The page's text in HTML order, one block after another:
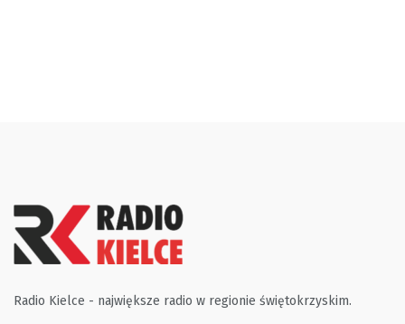
Radio Kielce - największe radio w regionie świętokrzyskim.